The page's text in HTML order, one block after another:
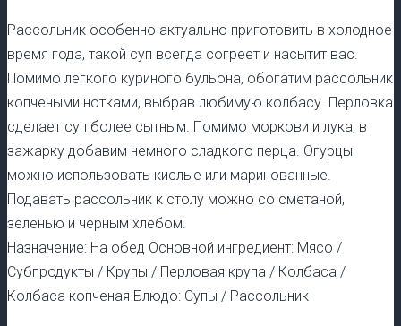
Рассольник особенно актуально приготовить в холодное
время года, такой суп всегда согреет и насытит вас.
Помимо легкого куриного бульона, обогатим рассольник
копчеными нотками, выбрав любимую колбасу. Перловка
сделает суп более сытным. Помимо моркови и лука, в
зажарку добавим немного сладкого перца. Огурцы
можно использовать кислые или маринованные.
Подавать рассольник к столу можно со сметаной,
зеленью и черным хлебом.
Назначение: На обед Основной ингредиент: Мясо /
Субпродукты / Крупы / Перловая крупа / Колбаса /
Колбаса копченая Блюдо: Супы / Рассольник